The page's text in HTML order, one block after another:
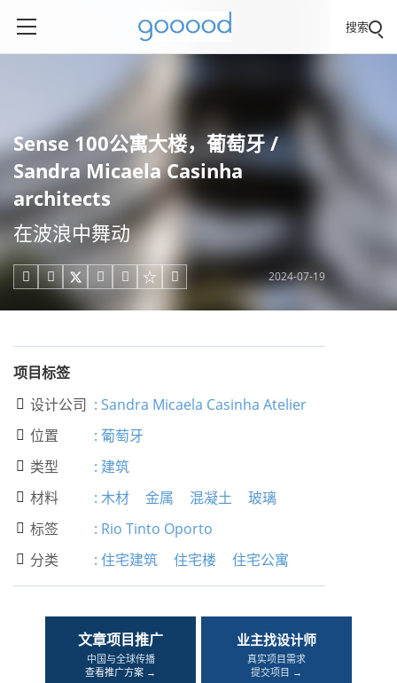
搜索
Sense 100公寓大楼，葡萄牙 /
Sandra Micaela Casinha
architects
在波浪中舞动
     2024-07-19
项目标签
 设计公司 : Sandra Micaela Casinha Atelier
 位置 : 葡萄牙
 类型 : 建筑
 材料 : 木材 金属 混凝土 玻璃
 标签 : Rio Tinto Oporto
 分类 : 住宅建筑 住宅楼 住宅公寓
文章项目推广
中国与全球传播
查看推广方案 →
业主找设计师
真实项目需求
提交项目 →